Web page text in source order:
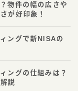
物件の幅の広さや
が好印象！
ングで新NISAの
ングの仕組みは？
説